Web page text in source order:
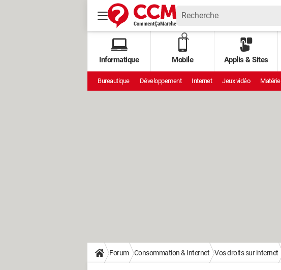
Informatique Mobile Applis & Sites
Bureautique Développement Internet Jeux vidéo Matériel
Forum Consommation & Internet Vos droits sur internet